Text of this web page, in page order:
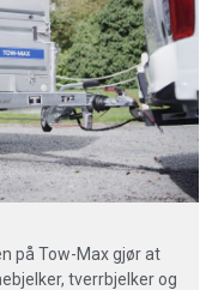
på Tow-Max gjør at
tverrbjelker og